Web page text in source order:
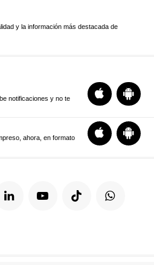
y la información más destacada de
notificaciones y no te
ahora, en formato